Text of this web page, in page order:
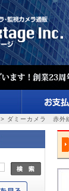
> ダミーカメラ 赤外